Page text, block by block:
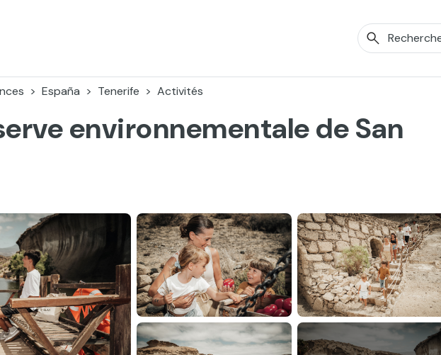
España Tenerife Activités
environnementale de San